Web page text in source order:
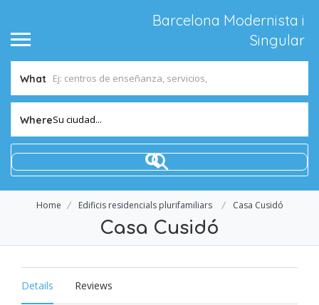
Barcelona Modernista i
Singular
What
WhereSu ciudad...
Home Edificis residencials plurifamiliars Casa Cusidó
Casa Cusidó
Details Reviews